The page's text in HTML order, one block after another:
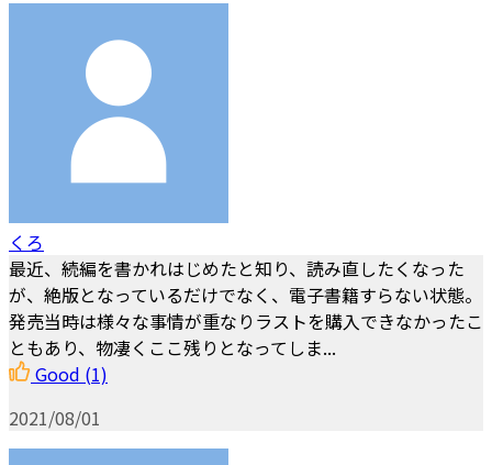
くろ
最近、続編を書かれはじめたと知り、読み直したくなった
が、絶版となっているだけでなく、電子書籍すらない状態。
発売当時は様々な事情が重なりラストを購入できなかったこ
ともあり、物凄くここ残りとなってしま...
Good (1)
2021/08/01